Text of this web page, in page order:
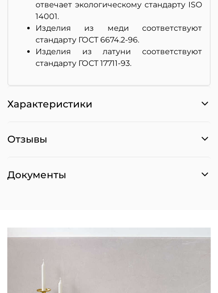
отвечает экологическому стандарту ISO
14001.
Изделия из меди соответствуют
стандарту ГОСТ 6674.2-96.
Изделия из латуни соответствуют
стандарту ГОСТ 17711-93.
Характеристики
Отзывы
Документы